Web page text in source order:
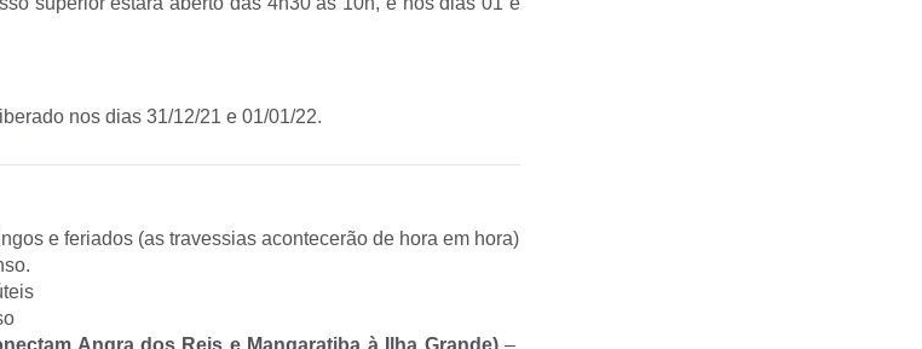
nos dias 31/12/21 e 01/01/22.
e feriados (as travessias acontecerão de hora em hora)
Angra dos Reis e Mangaratiba à Ilha Grande)–